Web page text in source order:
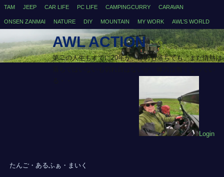
TAM JEEP CAR LIFE PC LIFE CAMPINGCURRY CARAVAN
ONSEN ZANMAI NATURE DIY MOUNTAIN MY WORK AWL’S WORLD
AWL ACTION
第二の人生もすでに20年が、体力も落ちても、まだ情熱は
Login
たんご・あるふぁ・まいく